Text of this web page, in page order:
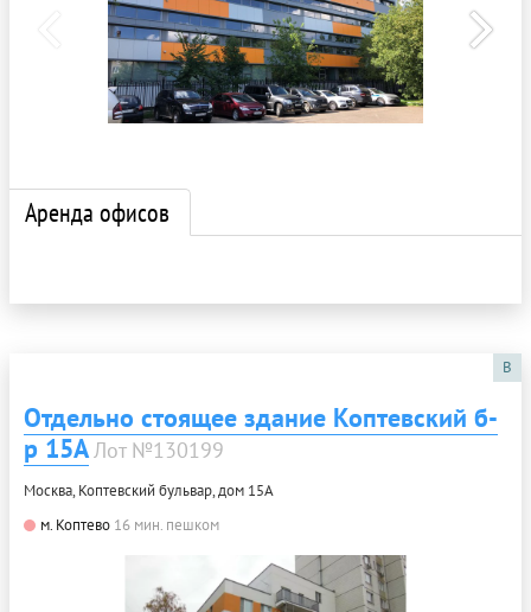
Аренда офисов
B
Отдельно стоящее здание Коптевский б-
р 15А Лот №130199
Москва, Коптевский бульвар, дом 15А
м. Коптево 16 мин. пешком